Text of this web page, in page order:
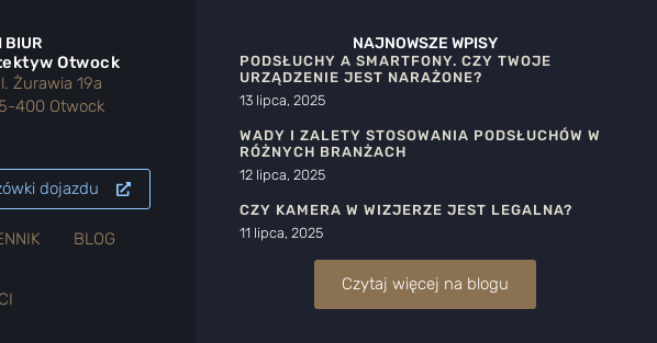
BIUR
Otwock
Żurawia 19a
400 Otwock
dojazdu
BLOG
NAJNOWSZE WPISY
PODSŁUCHY A SMARTFONY. CZY TWOJE
URZĄDZENIE JEST NARAŻONE?
13 lipca, 2025
WADY I ZALETY STOSOWANIA PODSŁUCHÓW W
RÓŻNYCH BRANŻACH
12 lipca, 2025
CZY KAMERA W WIZJERZE JEST LEGALNA?
11 lipca, 2025
Czytaj więcej na blogu